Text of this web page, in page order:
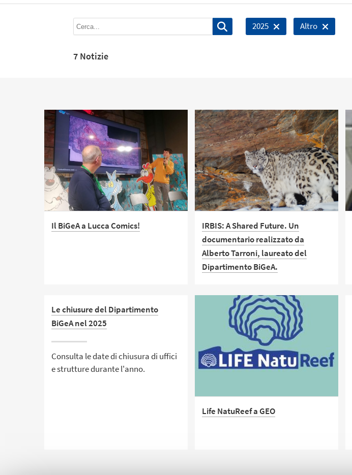
2025 Altro
7 Notizie
Il BiGeA a Lucca Comics!
BiGeA hanno dato vita a un dialogo
a quattro ricco di colpi di scena.
IRBIS: A Shared Future. Un
documentario realizzato da
Alberto Tarroni, laureato del
Dipartimento BiGeA.
Grandi successi, la divulgazione che
ci piace!
Le chiusure del Dipartimento
BiGeA nel 2025
Consulta le date di chiusura di uffici
e strutture durante l'anno.
Life NatuReef a GEO